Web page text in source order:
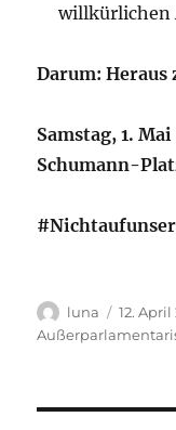
willkürlichen
Darum: Heraus
Samstag, 1.
Schumann-
Autor
luna
am
12. April